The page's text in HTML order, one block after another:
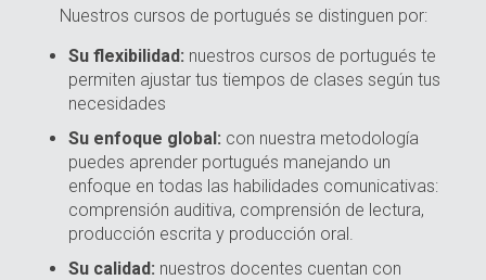
Nuestros cursos de portugués se distinguen por:
Su flexibilidad: nuestros cursos de portugués te
permiten ajustar tus tiempos de clases según tus
necesidades
Su enfoque global: con nuestra metodología
puedes aprender portugués manejando un
enfoque en todas las habilidades comunicativas:
comprensión auditiva, comprensión de lectura,
producción escrita y producción oral.
Su calidad: nuestros docentes cuentan con